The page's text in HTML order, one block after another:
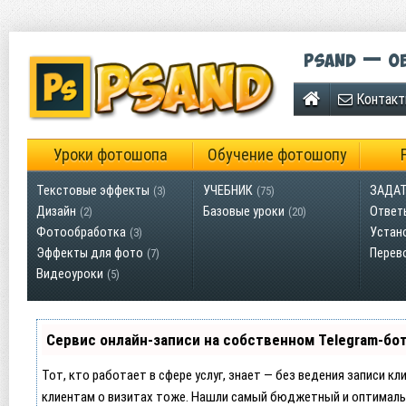
Psand —
Уроки фотошопа Обучение фотошопу
Текстовые эффекты (3)
Дизайн (2)
Фотообработка (3)
Эффекты для фото (7)
Видеоуроки (5)
УЧЕБНИК (75)
Базовые уроки (20)
Сервис онлайн-записи на собственном Telegram-
Тот, кто работает в сфере услуг, знает — без ведения записи
клиентам о визитах тоже. Нашли самый бюджетный и